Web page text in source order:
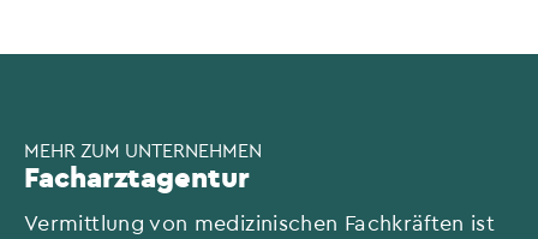
MEHR ZUM UNTERNEHMEN
Facharztagentur
Vermittlung von medizinischen Fachkräften ist